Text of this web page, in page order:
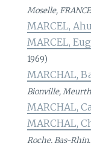
Moselle,
MARCEL,
MARCEL,
1969)
MARCHAL,
Bionville,
MARCHAL,
MARCHAL,
Roche, Bas-